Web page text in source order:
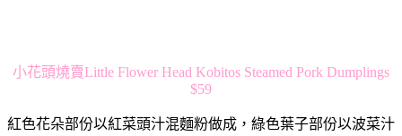
小花頭燒賣Little Flower Head Kobitos Steamed Pork Dumplings
$59
紅色花朵部份以紅菜頭汁混麵粉做成，綠色葉子部份以波菜汁